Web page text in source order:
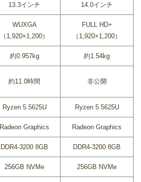
13.3インチ 14.0インチ
WUXGA
（1,920×1,200）
FULL HD+
（1,920×1,200）
約0.957kg 約1.54kg
約11.0時間 非公開
Ryzen 5 5625U Ryzen 5 5625U
Radeon Graphics Radeon Graphics
DDR4-3200 8GB DDR4-3200 8GB
256GB NVMe 256GB NVMe